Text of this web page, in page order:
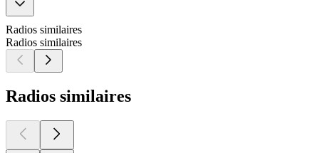
Radios similaires
Radios similaires
Radios similaires